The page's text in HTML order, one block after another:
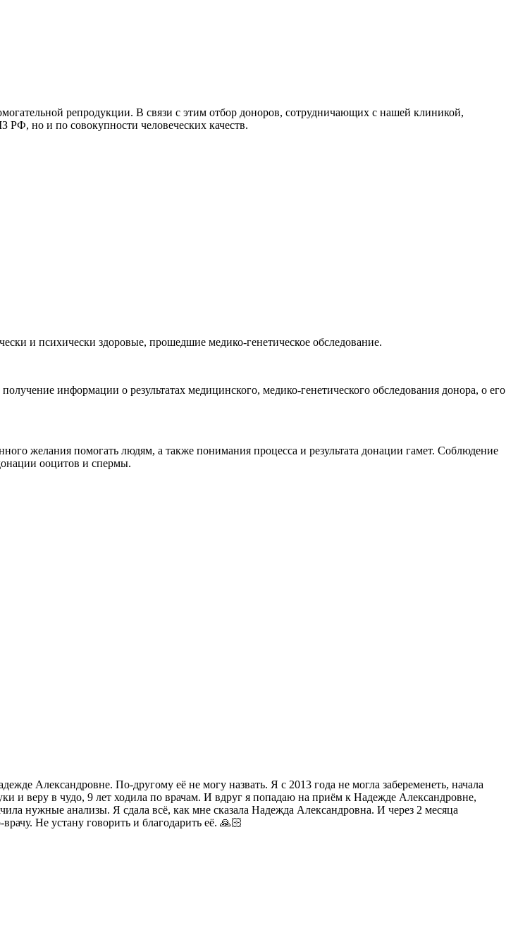
репродукции. В связи с этим отбор доноров, сотрудничающих с нашей клиникой,
но и по совокупности человеческих качеств.
и психически здоровые, прошедшие медико-генетическое обследование.
информации о результатах медицинского, медико-генетического обследования донора, о его
желания помогать людям, а также понимания процесса и результата донации гамет. Соблюдение
ооцитов и спермы.
Александровне. По-другому её не могу назвать. Я с 2013 года не могла забеременеть, начала
и веру в чудо, 9 лет ходила по врачам. И вдруг я попадаю на приём к Надежде Александровне,
нужные анализы. Я сдала всё, как мне сказала Надежда Александровна. И через 2 месяца
Не устану говорить и благодарить её. 🙏🏻